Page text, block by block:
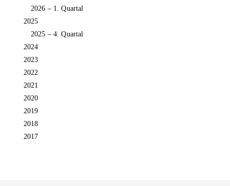
2026 – 1. Quartal
2025
2025 – 4. Quartal
2024
2023
2022
2021
2020
2019
2018
2017